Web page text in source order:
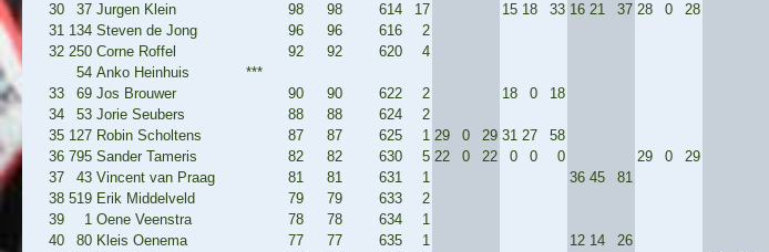
30
37 Jurgen Klein 98 98 614 17 15 18 33 16 21 37 28 0
28
31 134 Steven de Jong 96 96 616 2
32 250 Corne Roffel 92 92 620 4
54 Anko Heinhuis
***
33
69 Jos Brouwer 90 90 622 2 18 0 18
34
53 Jorie Seubers 88 88 624 2
35 127 Robin Scholtens 87 87 625 1 29 0 29 31 27
58
36 795 Sander Tameris 82 82 630 5 22 0 22 0 0 0 29 0 29
37
43 Vincent van Praag 81 81 631 1 36 45
81
38 519 Erik Middelveld 79 79 633 2
39
1 Oene Veenstra 78 78 634 1
40
80 Kleis Oenema 77 77 635 1 12 14 26